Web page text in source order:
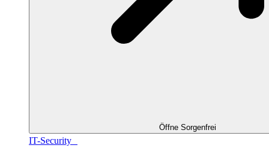
Öffne Sorgenfrei
IT-Security